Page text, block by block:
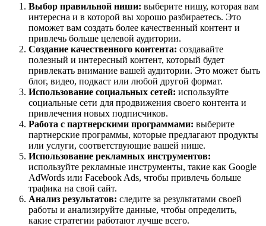
Выбор правильной ниши: выберите нишу, которая вам
интересна и в которой вы хорошо разбираетесь. Это
поможет вам создать более качественный контент и
привлечь больше целевой аудитории.
Создание качественного контента: создавайте
полезный и интересный контент, который будет
привлекать внимание вашей аудитории. Это может быть
блог, видео, подкаст или любой другой формат.
Использование социальных сетей: используйте
социальные сети для продвижения своего контента и
привлечения новых подписчиков.
Работа с партнерскими программами: выберите
партнерские программы, которые предлагают продукты
или услуги, соответствующие вашей нише.
Использование рекламных инструментов:
используйте рекламные инструменты, такие как Google
AdWords или Facebook Ads, чтобы привлечь больше
трафика на свой сайт.
Анализ результатов: следите за результатами своей
работы и анализируйте данные, чтобы определить,
какие стратегии работают лучше всего.